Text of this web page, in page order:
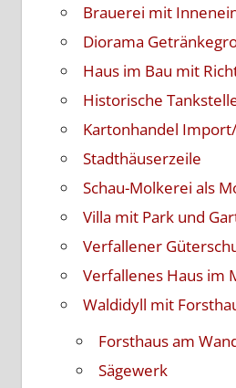
Brauerei mit
Diorama
Haus im Bau mit
Historische
Kartonhandel
Stadthäuserzeile
Schau-Molkerei als
Villa mit Park und
Verfallener
Verfallenes Haus im
Waldidyll mit
Forsthaus am
Sägewerk